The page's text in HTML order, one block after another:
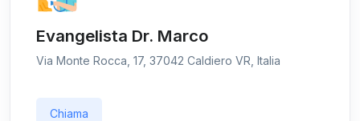
Evangelista Dr. Marco
Via Monte Rocca, 17, 37042 Caldiero VR, Italia
Chiama